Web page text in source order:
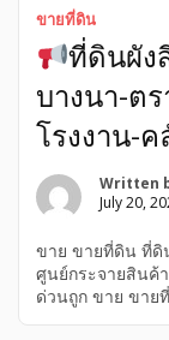
– ห่างจากแยกดอ
เซนทรัลเชียงรา
เมตร – ที่ดินเริ่ม
ขายที่ดิน
ที่ดินผัง
บางนา-ต
โรงงาน-
Written
July 20,
ขาย ขายที่ดิน ที่ดิ
ศูนย์กระจายสินค้
ด่วนถูก ขาย ขาย